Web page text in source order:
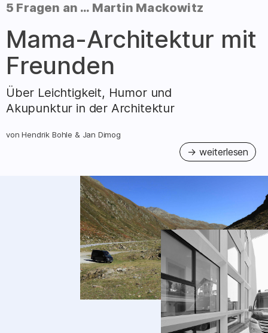
5 Fragen an … Martin Mackowitz
Mama-Architektur mit
Freunden
Über Leichtigkeit, Humor und
Akupunktur in der Architektur
vonHendrik Bohle & Jan Dimog